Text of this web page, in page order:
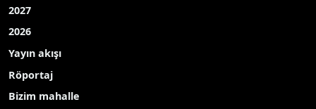
2027
2026
Yayın akışı
Röportaj
Bizim mahalle